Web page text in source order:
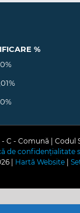
%
%
%
%
C - Comună |
de confidențialitate
| Hartă Website|